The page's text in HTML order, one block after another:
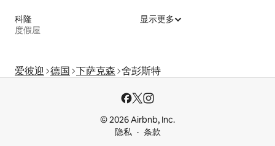
科隆
度假屋
显示更多
爱彼迎 德国 下萨克森 舍彭斯特
© 2026 Airbnb, Inc.
隐私
条款